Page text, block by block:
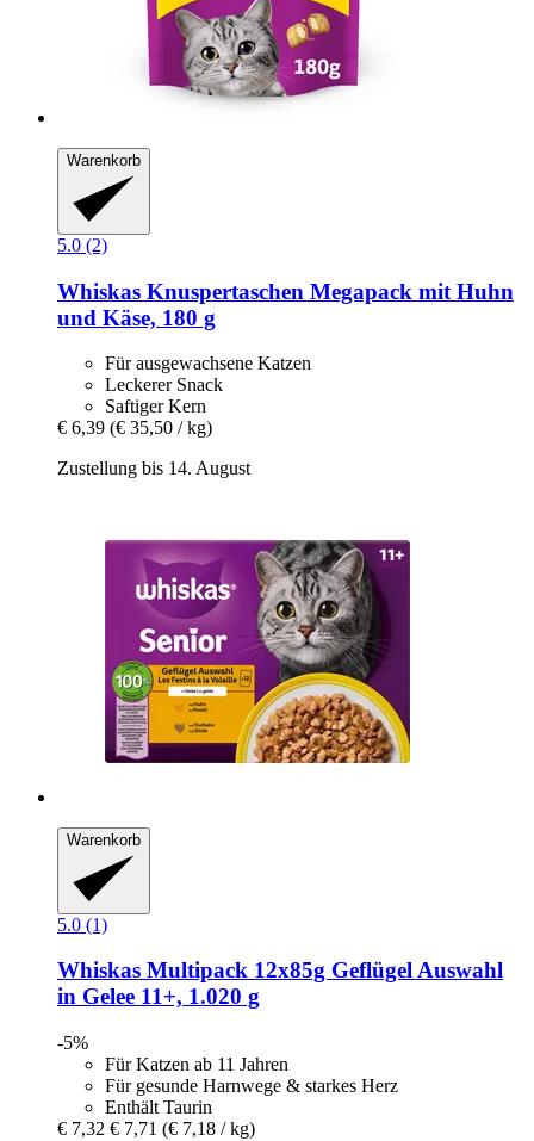
Warenkorb
5.0 (2)
Whiskas Knuspertaschen Megapack mit Huhn
und Käse, 180 g
Für ausgewachsene Katzen
Leckerer Snack
Saftiger Kern
€ 6,39 (€ 35,50 / kg)
Zustellung bis 14. August
Warenkorb
5.0 (1)
Whiskas Multipack 12x85g Geflügel Auswahl
in Gelee 11+, 1.020 g
-5%
Für Katzen ab 11 Jahren
Für gesunde Harnwege & starkes Herz
Enthält Taurin
€ 7,32 € 7,71 (€ 7,18 / kg)